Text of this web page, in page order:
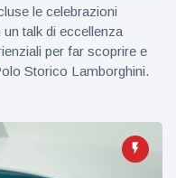
le celebrazioni
talk di eccellenza
per far scoprire e
Storico Lamborghini.